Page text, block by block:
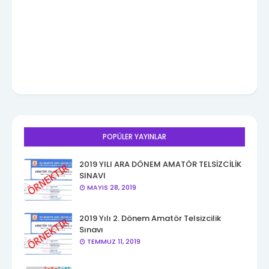
POPÜLER YAYINLAR
2019 YILI ARA DÖNEM AMATÖR TELSİZCİLİK
SINAVI
MAYIS 28, 2019
2019 Yılı 2. Dönem Amatör Telsizcilik
Sınavı
TEMMUZ 11, 2019